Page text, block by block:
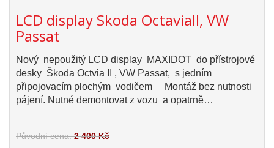
LCD display Skoda OctaviaII, VW
Passat
Nový nepoužitý LCD display MAXIDOT do přístrojové
desky Škoda Octvia II , VW Passat, s jedním
připojovacím plochým vodičem Montáž bez nutnosti
pájení. Nutné demontovat z vozu a opatrně…
Původní cena:2 400 Kč